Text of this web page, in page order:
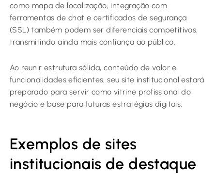
como mapa de localização, integração com
ferramentas de chat e certificados de segurança
(SSL) também podem ser diferenciais competitivos,
transmitindo ainda mais confiança ao público.
Ao reunir estrutura sólida, conteúdo de valor e
funcionalidades eficientes, seu site institucional estará
preparado para servir como vitrine profissional do
negócio e base para futuras estratégias digitais.
Exemplos de sites
institucionais de destaque